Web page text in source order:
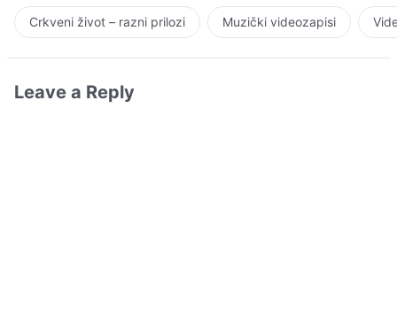
Crkveni život – razni prilozi Muzički videozapisi
Leave a Reply